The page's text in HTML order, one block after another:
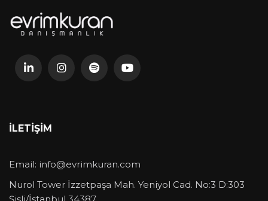
İLETIŞIM
Email: info@evrimkuran.com
Nurol Tower İzzetpaşa Mah. Yeniyol Cad. No:3 D:303